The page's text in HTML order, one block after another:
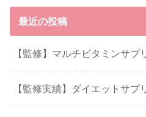
最近の投稿
【監修】マルチビタミンサプ
【監修実績】ダイエットサプ